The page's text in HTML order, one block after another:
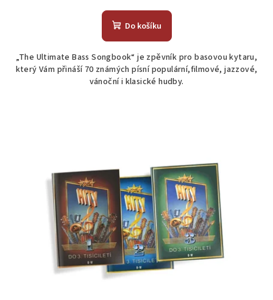
Do košíku
„The Ultimate Bass Songbook“ je zpěvník pro basovou kytaru,
který Vám přináší 70 známých písní populární,filmové, jazzové,
vánoční i klasické hudby.